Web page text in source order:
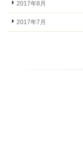
2017年8月
2017年7月